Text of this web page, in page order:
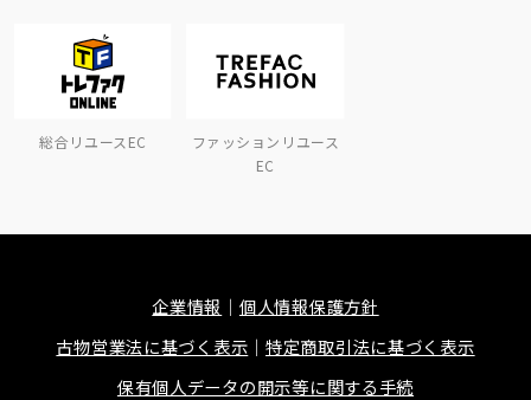
総合リユースEC
ファッションリユース
EC
企業情報
個人情報保護方針
古物営業法に基づく表示
特定商取引法に基づく表示
保有個人データの開示等に関する手続